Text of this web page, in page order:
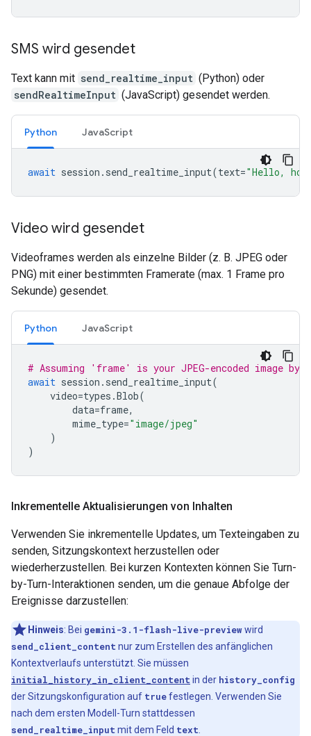
SMS wird gesendet
Text kann mit send_realtime_input (Python) oder
sendRealtimeInput (JavaScript) gesendet werden.
Python JavaScript
await session . send_realtime_input(text="Hello,
Video wird gesendet
Videoframes werden als einzelne Bilder (z. B. JPEG oder
PNG) mit einer bestimmten Framerate (max. 1 Frame pro
Sekunde) gesendet.
Python JavaScript
# Assuming 'frame' is your JPEG-encoded image
await session . send_realtime_input(
video=types .Blob(
data=frame,
mime_type="image/jpeg"
)
)
Inkrementelle Aktualisierungen von Inhalten
Verwenden Sie inkrementelle Updates, um Texteingaben zu
senden, Sitzungskontext herzustellen oder
wiederherzustellen. Bei kurzen Kontexten können Sie Turn-
by-Turn-Interaktionen senden, um die genaue Abfolge der
Ereignisse darzustellen:
Hinweis: Bei gemini-3.1-flash-live-previewwird
send_client_content nur zum Erstellen des anfänglichen
Kontextverlaufs unterstützt. Sie müssen
initial_history_in_client_content in der history_config
der Sitzungskonfiguration auf truefestlegen. Verwenden Sie
nach dem ersten Modell-Turn stattdessen
send_realtime_input mit dem Feld text